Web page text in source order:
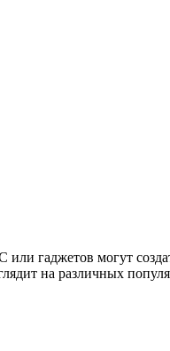
гаджетов могут
на различных